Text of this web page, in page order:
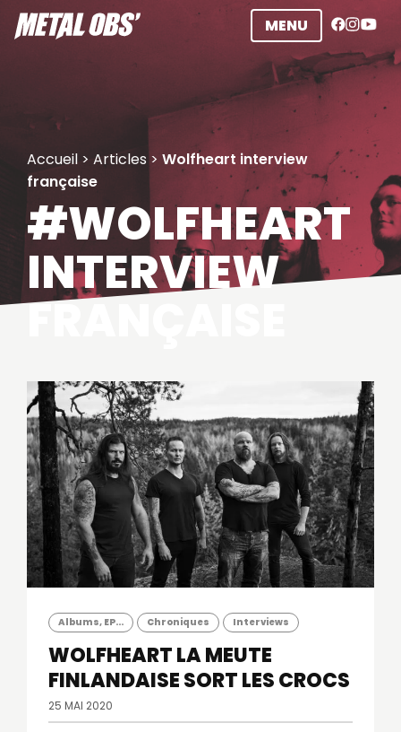
Aller
au
MENU
Accueil > Articles > Wolfheart interview
française
#WOLFHEART
INTERVIEW
FRANÇAISE
Albums, EP... Chroniques Interviews
WOLFHEARTLA MEUTE
FINLANDAISE SORT LES CROCS
25 MAI 2020